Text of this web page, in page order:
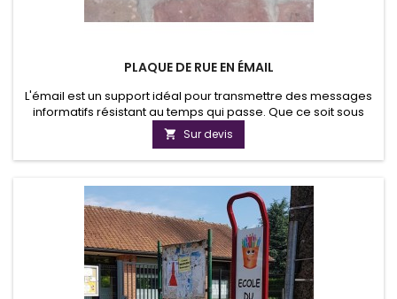
PLAQUE DE RUE EN ÉMAIL
L'émail est un support idéal pour transmettre des messages
informatifs résistant au temps qui passe. Que ce soit sous
forme de plaque, de blason ou de panneau d'information,
l'email a su répondre aux exigences de lisibilité et de confort
visuel. Grâce aux nouvelles techniques, les produits émaillés
 Sur devis